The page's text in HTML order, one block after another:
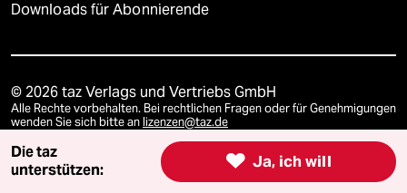
Downloads für Abonnierende
© 2026 taz Verlags und Vertriebs GmbH
Alle Rechte vorbehalten. Bei rechtlichen Fragen oder für Genehmigungen
wenden Sie sich bitte an lizenzen@taz.de
Feedback Redaktionsstatut Kommune-Richtlinien KI-
 Ja, ich will
Die taz
unterstützen: